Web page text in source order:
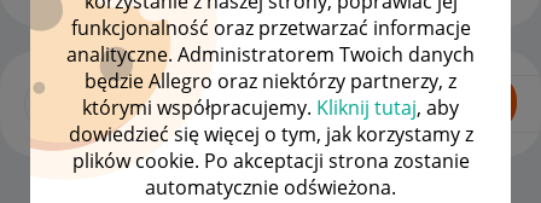
funkcjonalność oraz przetwarzać informacje
analityczne. Administratorem Twoich danych
będzie Allegro oraz niektórzy partnerzy, z
którymi współpracujemy. Kliknij tutaj, aby
dowiedzieć się więcej o tym, jak korzystamy z
plików cookie. Po akceptacji strona zostanie
automatycznie odświeżona.
Dla Kupujących